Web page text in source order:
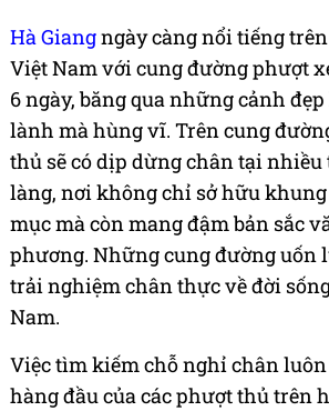
Hà Giangngày càng nổi tiếng
Việt Nam với cung đường phượt
6 ngày, băng qua những cảnh
lành mà hùng vĩ. Trên cung
thủ sẽ có dịp dừng chân tại
làng, nơi không chỉ sở hữu
mục mà còn mang đậm bản sắc
phương. Những cung đường uốn
trải nghiệm chân thực về đời
Nam.
Việc tìm kiếm chỗ nghỉ chân
hàng đầu của các phượt thủ trên